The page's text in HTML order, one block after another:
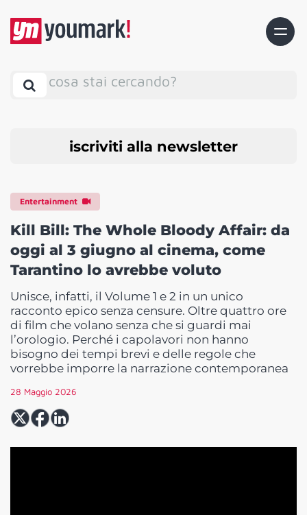
cosa stai cercando?
iscriviti alla newsletter
Entertainment
Kill Bill: The Whole Bloody Affair: da
oggi al 3 giugno al cinema, come
Tarantino lo avrebbe voluto
Unisce, infatti, il Volume 1 e 2 in un unico
racconto epico senza censure. Oltre quattro ore
di film che volano senza che si guardi mai
l’orologio. Perché i capolavori non hanno
bisogno dei tempi brevi e delle regole che
vorrebbe imporre la narrazione contemporanea
28 Maggio 2026